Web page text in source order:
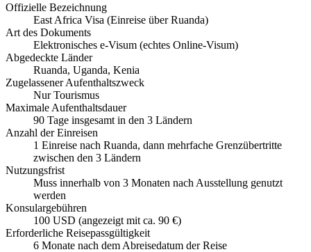
Offizielle Bezeichnung
East Africa Visa (Einreise über Ruanda)
Art des Dokuments
Elektronisches e-Visum (echtes Online-Visum)
Abgedeckte Länder
Ruanda, Uganda, Kenia
Zugelassener Aufenthaltszweck
Nur Tourismus
Maximale Aufenthaltsdauer
90 Tage insgesamt in den 3 Ländern
Anzahl der Einreisen
1 Einreise nach Ruanda, dann mehrfache Grenzübertritte
zwischen den 3 Ländern
Nutzungsfrist
Muss innerhalb von 3 Monaten nach Ausstellung genutzt
werden
Konsulargebühren
100 USD (angezeigt mit ca. 90 €)
Erforderliche Reisepassgültigkeit
6 Monate nach dem Abreisedatum der Reise